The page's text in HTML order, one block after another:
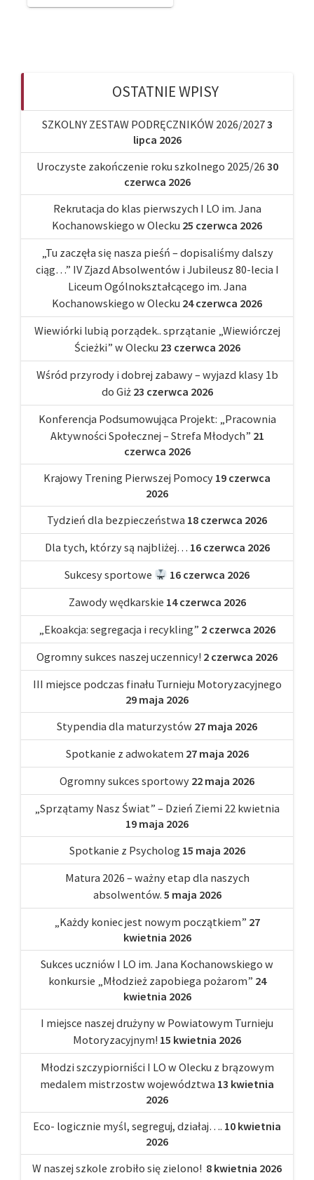
OSTATNIE WPISY
SZKOLNY ZESTAW PODRĘCZNIKÓW 2026/20273
lipca 2026
Uroczyste zakończenie roku szkolnego 2025/26 30
czerwca 2026
Rekrutacja do klas pierwszych I LO im. Jana
Kochanowskiego w Olecku 25 czerwca 2026
„Tu zaczęła się nasza pieśń – dopisaliśmy dalszy
ciąg…” IV Zjazd Absolwentów i Jubileusz 80-lecia I
Liceum Ogólnokształcącego im. Jana
Kochanowskiego w Olecku 24 czerwca 2026
Wiewiórki lubią porządek.. sprzątanie „Wiewiórczej
Ścieżki” w Olecku 23 czerwca 2026
Wśród przyrody i dobrej zabawy – wyjazd klasy 1b
do Giż 23 czerwca 2026
Konferencja Podsumowująca Projekt: „Pracownia
Aktywności Społecznej – Strefa Młodych” 21
czerwca 2026
Krajowy Trening Pierwszej Pomocy 19 czerwca
2026
Tydzień dla bezpieczeństwa 18 czerwca 2026
Dla tych, którzy są najbliżej… 16 czerwca 2026
Sukcesy sportowe
16 czerwca 2026
Zawody wędkarskie 14 czerwca 2026
„Ekoakcja: segregacja i recykling” 2 czerwca 2026
Ogromny sukces naszej uczennicy! 2 czerwca 2026
III miejsce podczas finału Turnieju Motoryzacyjnego
29 maja 2026
Stypendia dla maturzystów 27 maja 2026
Spotkanie z adwokatem 27 maja 2026
Ogromny sukces sportowy 22 maja 2026
„Sprzątamy Nasz Świat” – Dzień Ziemi 22 kwietnia
19 maja 2026
Spotkanie z Psycholog 15 maja 2026
Matura 2026 – ważny etap dla naszych
absolwentów. 5 maja 2026
„Każdy koniec jest nowym początkiem” 27
kwietnia 2026
Sukces uczniów I LO im. Jana Kochanowskiego w
konkursie „Młodzież zapobiega pożarom” 24
kwietnia 2026
I miejsce naszej drużyny w Powiatowym Turnieju
Motoryzacyjnym! 15 kwietnia 2026
Młodzi szczypiorniści I LO w Olecku z brązowym
medalem mistrzostw województwa 13 kwietnia
2026
Eco- logicznie myśl, segreguj, działaj…. 10 kwietnia
2026
W naszej szkole zrobiło się zielono! 8 kwietnia 2026